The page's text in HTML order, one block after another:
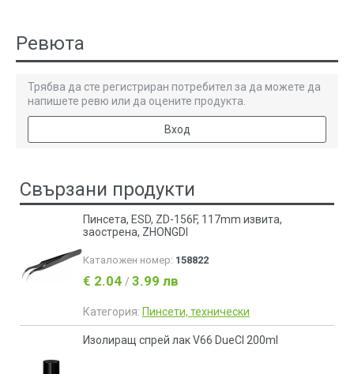
Ревюта
Трябва да сте регистриран потребител за да можете да
напишете ревю или да оцените продукта.
Вход
Свързани продукти
Пинсета, ESD, ZD-156F, 117mm извита,
заострена, ZHONGDI
Каталожен номер: 158822
€ 2.04 / 3.99 лв
Категория: Пинсети, технически
Изолиращ спрей лак V66 DueCI 200ml